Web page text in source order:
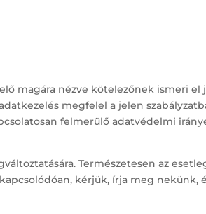
magára nézve kötelezőnek ismeri
megfelel a jelen
felmerülő adatvédelmi
Természetesen az
kérjük, írja meg nekünk,